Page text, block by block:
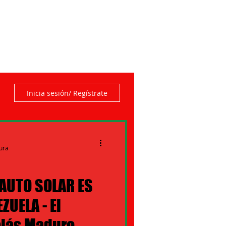
Inicia sesión/ Regístrate
SOLAR ES
- El